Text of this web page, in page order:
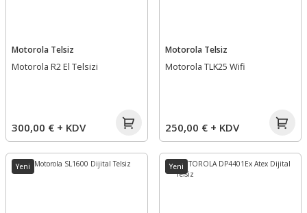
Motorola Telsiz
Motorola R2 El Telsizi
300,00 € + KDV
Motorola Telsiz
Motorola TLK25 Wifi
250,00 € + KDV
Yeni Yeni